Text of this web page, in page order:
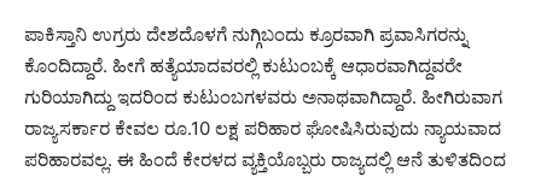
ಪಾಕಿಸ್ತಾನಿ ಉಗ್ರರು ದೇಶದೊಳಗೆ ನುಗ್ಗಿಬಂದು ಕ್ರೂರವಾಗಿ ಪ್ರವಾಸಿಗರನ್ನು
ಕೊಂದಿದ್ದಾರೆ. ಹೀಗೆ ಹತ್ಯೆಯಾದವರಲ್ಲಿ ಕುಟುಂಬಕ್ಕೆ ಆಧಾರವಾಗಿದ್ದವರೇ
ಗುರಿಯಾಗಿದ್ದು ಇದರಿಂದ ಕುಟುಂಬಗಳವರು ಅನಾಥವಾಗಿದ್ದಾರೆ. ಹೀಗಿರುವಾಗ
ರಾಜ್ಯಸರ್ಕಾರ ಕೇವಲ ರೂ.10 ಲಕ್ಷ ಪರಿಹಾರ ಘೋಷಿಸಿರುವುದು ನ್ಯಾಯವಾದ
ಪರಿಹಾರವಲ್ಲ. ಈ ಹಿಂದೆ ಕೇರಳದ ವ್ಯಕ್ತಿಯೊಬ್ಬರು ರಾಜ್ಯದಲ್ಲಿ ಆನೆ ತುಳಿತದಿಂದ